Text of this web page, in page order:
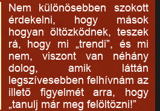
Nem különösebben szokott
érdekelni, hogy mások
hogyan öltözködnek, teszek
rá, hogy mi „trendi”, és mi
nem, viszont van néhány
dolog, amik láttán
legszívesebben felhívnám az
illető figyelmét arra, hogy
„tanulj már meg felöltözni!”